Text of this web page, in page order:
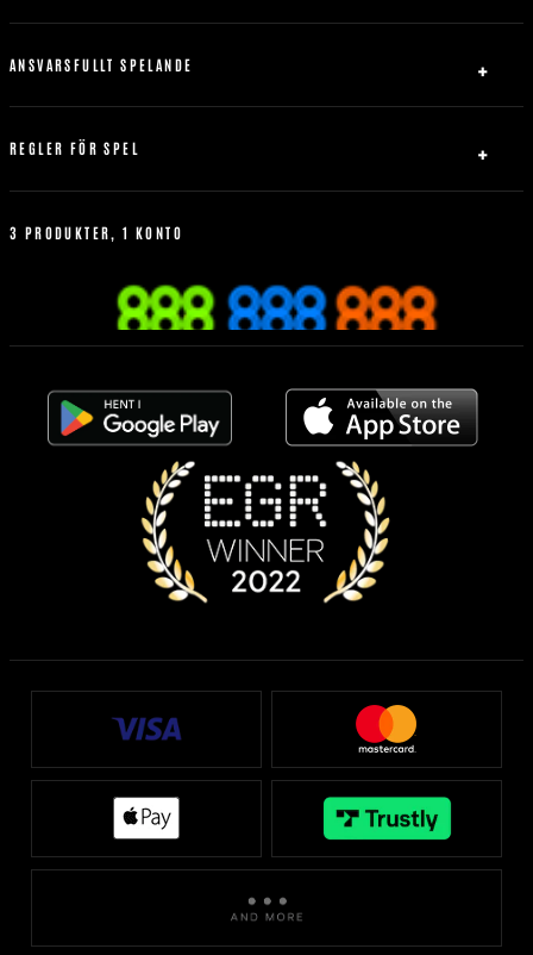
Mobil
Insättningar
Uttag
ANSVARSFULLT SPELANDE
Säkerhet och integritet
Integritetspolicy
Bonus policy
REGLER FÖR SPEL
Regler för spel
3 PRODUKTER, 1 KONTO